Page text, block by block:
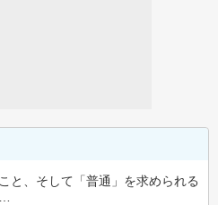
と、そして「普通」を求められる